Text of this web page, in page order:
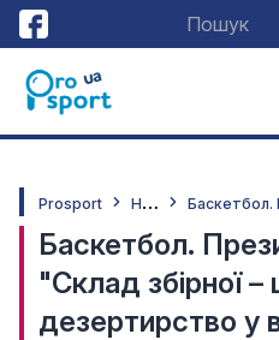
Prosport Н
овини
Баскетбол.
"Склад збірної –
дезертирство у